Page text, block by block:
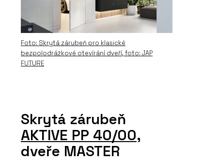
Foto: Skrytá zárubeň pro klasické
bezpolodrážkové otevírání dveří, foto: JAP
FUTURE
Skrytá zárubeň
AKTIVE PP 40/00,
dveře MASTER